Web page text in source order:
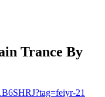
Trance By